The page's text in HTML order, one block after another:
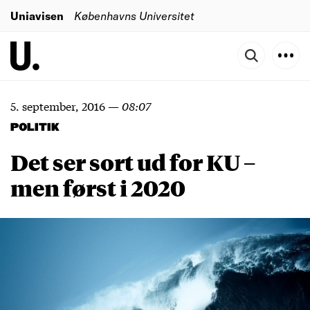
Uniavisen Københavns Universitet
5. september, 2016—08:07
POLITIK
Det ser sort ud for KU –
men først i 2020